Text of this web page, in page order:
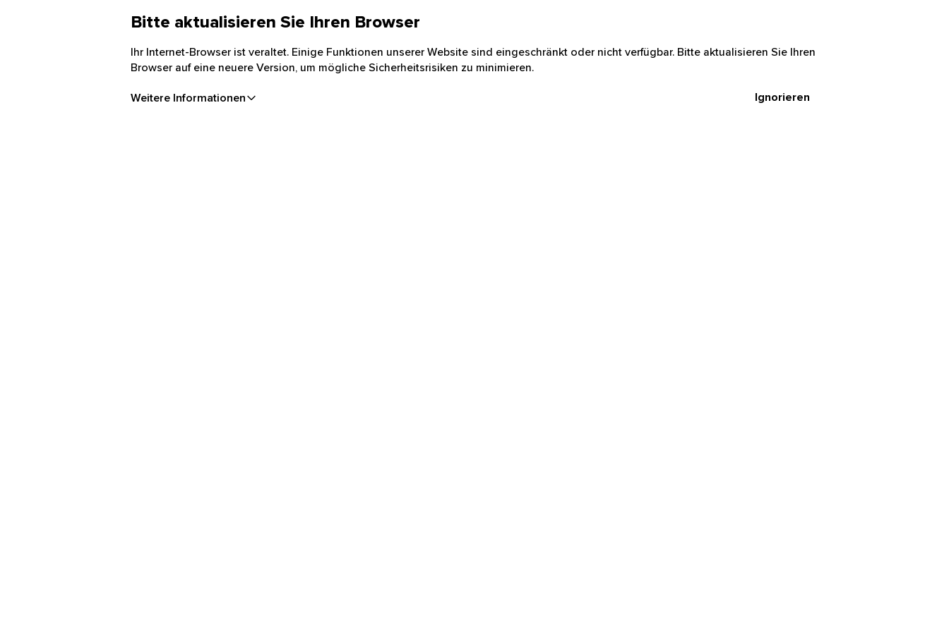
Bitte aktualisieren Sie Ihren Browser
Ihr Internet-Browser ist veraltet. Einige Funktionen unserer Website sind eingeschränkt oder nicht verfügbar. Bitte aktualisieren Sie Ihren
Browser auf eine neuere Version, um mögliche Sicherheitsrisiken zu minimieren.
Weitere Informationen Ignorieren